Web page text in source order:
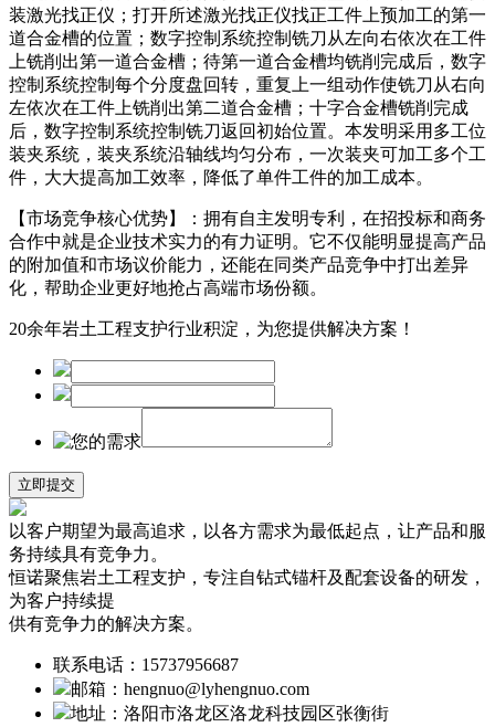
装激光找正仪；打开所述激光找正仪找正工件上预加工的第一
道合金槽的位置；数字控制系统控制铣刀从左向右依次在工件
上铣削出第一道合金槽；待第一道合金槽均铣削完成后，数字
控制系统控制每个分度盘回转，重复上一组动作使铣刀从右向
左依次在工件上铣削出第二道合金槽；十字合金槽铣削完成
后，数字控制系统控制铣刀返回初始位置。本发明采用多工位
装夹系统，装夹系统沿轴线均匀分布，一次装夹可加工多个工
件，大大提高加工效率，降低了单件工件的加工成本。
【市场竞争核心优势】：拥有自主发明专利，在招投标和商务
合作中就是企业技术实力的有力证明。它不仅能明显提高产品
的附加值和市场议价能力，还能在同类产品竞争中打出差异
化，帮助企业更好地抢占高端市场份额。
20余年岩土工程支护行业积淀，为您提供解决方案！
以客户期望为最高追求，以各方需求为最低起点，让产品和服
务持续具有竞争力。
恒诺聚焦岩土工程支护，专注自钻式锚杆及配套设备的研发，
为客户持续提
供有竞争力的解决方案。
联系电话：15737956687
邮箱：hengnuo@lyhengnuo.com
地址：洛阳市洛龙区洛龙科技园区张衡街